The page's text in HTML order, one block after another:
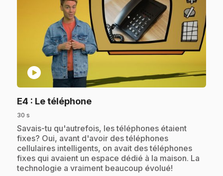
play_circle
E4 : Le téléphone.
30 s
.Savais-tu qu'autrefois, les téléphones étaient
fixes? Oui, avant d'avoir des téléphones
cellulaires intelligents, on avait des téléphones
fixes qui avaient un espace dédié à la maison. La
technologie a vraiment beaucoup évolué!